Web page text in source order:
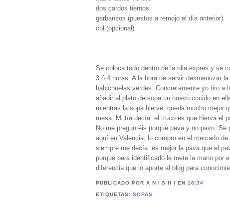
dos cardos tiernos
garbanzos (puestos a remojo el día anterior)
col (opcional)
Se coloca todo dentro de la olla expres y se
3 ó 4 horas. A la hora de servir desmenuzar
habichuelas verdes. Concretamente yo tiro a
añadir al plato de sopa un huevo cocido en
mientras la sopa hierve, queda mucho mejor
mesa. Mi tía decía: el truco es que hierva el
No me preguntéis porqué pava y no pavo.
aquí en Valencia, lo compro en el mercado
siempre me decía: es mejor la pava que el
porque para identificarlo le mete la mano por
diferencia que lo aporte al blog para
PUBLICADO POR A N I S H IEN18:34
ETIQUETAS: SOPAS